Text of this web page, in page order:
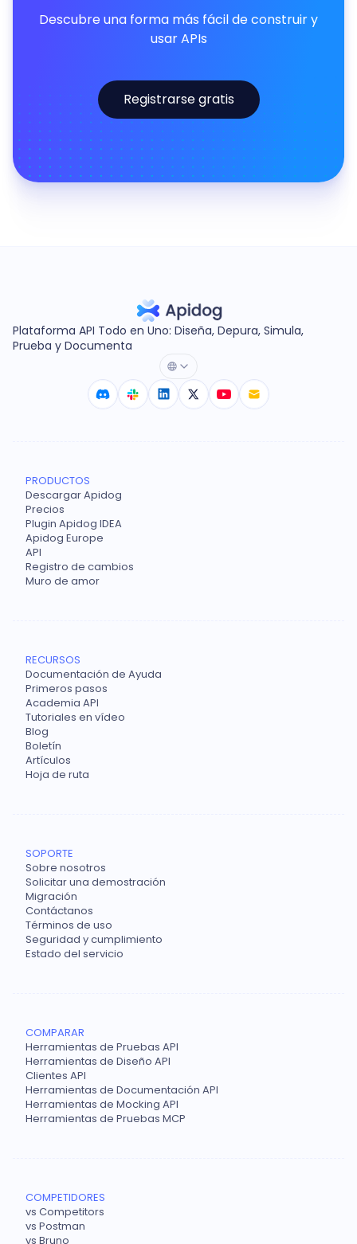
Descubre una forma más fácil de construir y
usar APIs
Registrarse gratis
Plataforma API Todo en Uno: Diseña, Depura, Simula,
Prueba y Documenta
PRODUCTOS
Descargar Apidog
Precios
Plugin Apidog IDEA
Apidog Europe
API
Registro de cambios
Muro de amor
RECURSOS
Documentación de Ayuda
Primeros pasos
Academia API
Tutoriales en vídeo
Blog
Boletín
Artículos
Hoja de ruta
SOPORTE
Sobre nosotros
Solicitar una demostración
Migración
Contáctanos
Términos de uso
Seguridad y cumplimiento
Estado del servicio
COMPARAR
Herramientas de Pruebas API
Herramientas de Diseño API
Clientes API
Herramientas de Documentación API
Herramientas de Mocking API
Herramientas de Pruebas MCP
COMPETIDORES
vs Competitors
vs Postman
vs Bruno